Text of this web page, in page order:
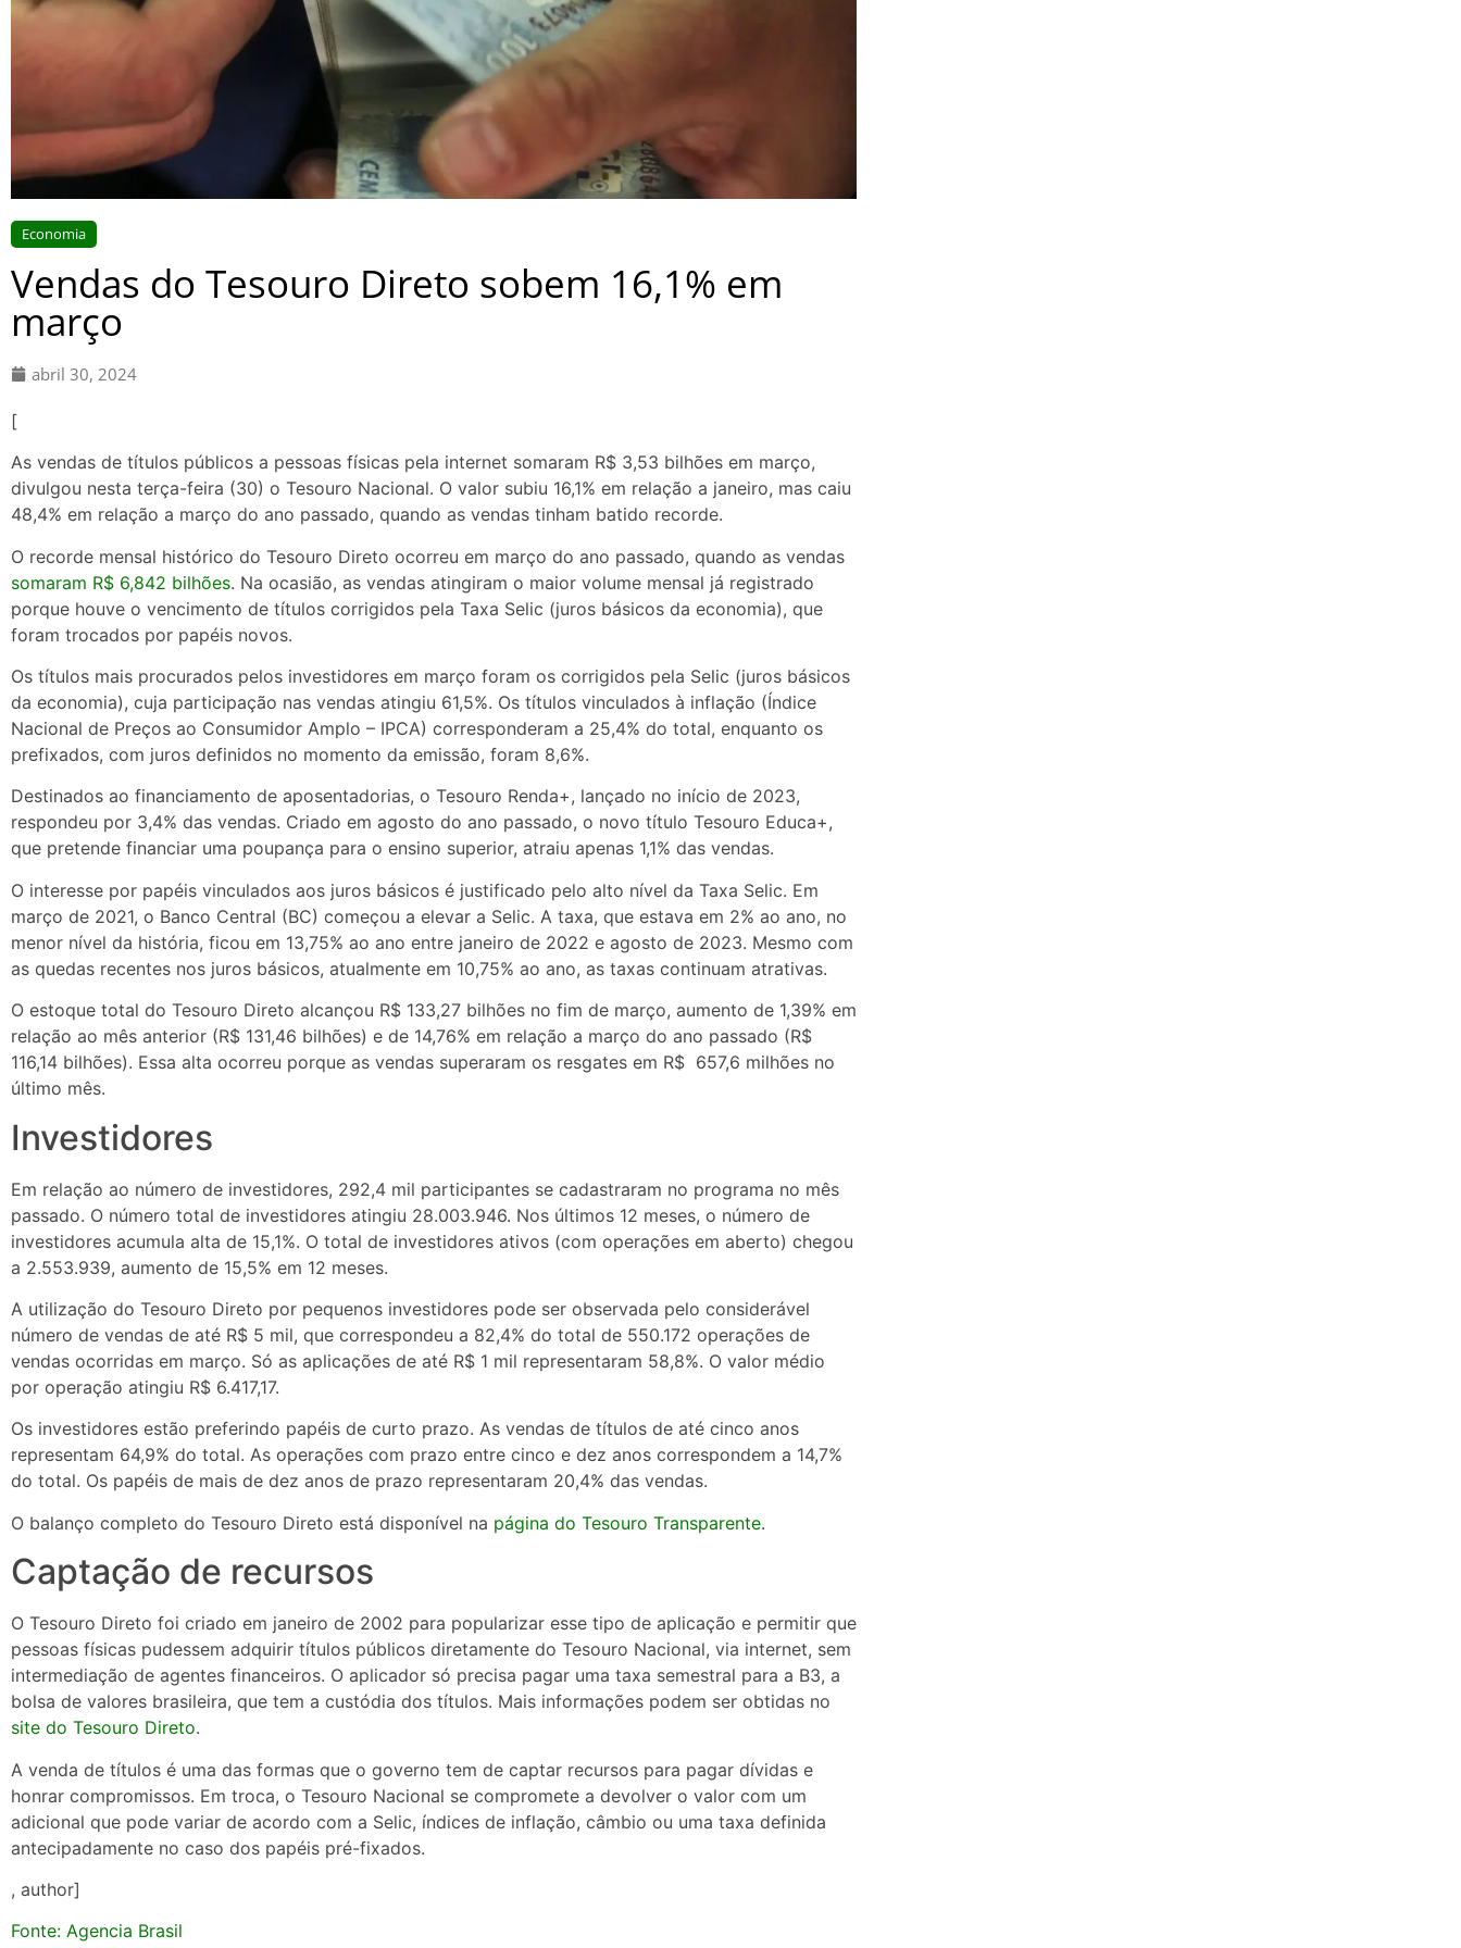
Economia
Vendas do Tesouro Direto sobem 16,1% em
março
abril 30, 2024
[
As vendas de títulos públicos a pessoas físicas pela internet somaram R$ 3,53 bilhões em março,
divulgou nesta terça-feira (30) o Tesouro Nacional. O valor subiu 16,1% em relação a janeiro, mas caiu
48,4% em relação a março do ano passado, quando as vendas tinham batido recorde.
O recorde mensal histórico do Tesouro Direto ocorreu em março do ano passado, quando as vendas
somaram R$ 6,842 bilhões. Na ocasião, as vendas atingiram o maior volume mensal já registrado
porque houve o vencimento de títulos corrigidos pela Taxa Selic (juros básicos da economia), que
foram trocados por papéis novos.
Os títulos mais procurados pelos investidores em março foram os corrigidos pela Selic (juros básicos
da economia), cuja participação nas vendas atingiu 61,5%. Os títulos vinculados à inflação (Índice
Nacional de Preços ao Consumidor Amplo – IPCA) corresponderam a 25,4% do total, enquanto os
prefixados, com juros definidos no momento da emissão, foram 8,6%.
Destinados ao financiamento de aposentadorias, o Tesouro Renda+, lançado no início de 2023,
respondeu por 3,4% das vendas. Criado em agosto do ano passado, o novo título Tesouro Educa+,
que pretende financiar uma poupança para o ensino superior, atraiu apenas 1,1% das vendas.
O interesse por papéis vinculados aos juros básicos é justificado pelo alto nível da Taxa Selic. Em
março de 2021, o Banco Central (BC) começou a elevar a Selic. A taxa, que estava em 2% ao ano, no
menor nível da história, ficou em 13,75% ao ano entre janeiro de 2022 e agosto de 2023. Mesmo com
as quedas recentes nos juros básicos, atualmente em 10,75% ao ano, as taxas continuam atrativas.
O estoque total do Tesouro Direto alcançou R$ 133,27 bilhões no fim de março, aumento de 1,39% em
relação ao mês anterior (R$ 131,46 bilhões) e de 14,76% em relação a março do ano passado (R$
116,14 bilhões). Essa alta ocorreu porque as vendas superaram os resgates em R$ 657,6 milhões no
último mês.
Investidores
Em relação ao número de investidores, 292,4 mil participantes se cadastraram no programa no mês
passado. O número total de investidores atingiu 28.003.946. Nos últimos 12 meses, o número de
investidores acumula alta de 15,1%. O total de investidores ativos (com operações em aberto) chegou
a 2.553.939, aumento de 15,5% em 12 meses.
A utilização do Tesouro Direto por pequenos investidores pode ser observada pelo considerável
número de vendas de até R$ 5 mil, que correspondeu a 82,4% do total de 550.172 operações de
vendas ocorridas em março. Só as aplicações de até R$ 1 mil representaram 58,8%. O valor médio
por operação atingiu R$ 6.417,17.
Os investidores estão preferindo papéis de curto prazo. As vendas de títulos de até cinco anos
representam 64,9% do total. As operações com prazo entre cinco e dez anos correspondem a 14,7%
do total. Os papéis de mais de dez anos de prazo representaram 20,4% das vendas.
O balanço completo do Tesouro Direto está disponível na página do Tesouro Transparente.
Captação de recursos
O Tesouro Direto foi criado em janeiro de 2002 para popularizar esse tipo de aplicação e permitir que
pessoas físicas pudessem adquirir títulos públicos diretamente do Tesouro Nacional, via internet, sem
intermediação de agentes financeiros. O aplicador só precisa pagar uma taxa semestral para a B3, a
bolsa de valores brasileira, que tem a custódia dos títulos. Mais informações podem ser obtidas no
site do Tesouro Direto.
A venda de títulos é uma das formas que o governo tem de captar recursos para pagar dívidas e
honrar compromissos. Em troca, o Tesouro Nacional se compromete a devolver o valor com um
adicional que pode variar de acordo com a Selic, índices de inflação, câmbio ou uma taxa definida
antecipadamente no caso dos papéis pré-fixados.
, author]
Fonte: Agencia Brasil